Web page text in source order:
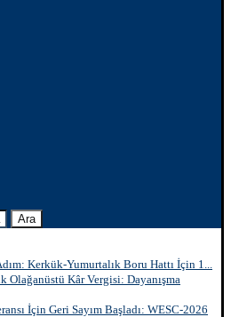
Ara
Kerkük-Yumurtalık Boru Hattı İçin 1...
Olağanüstü Kâr Vergisi: Dayanışma
İçin Geri Sayım Başladı: WESC-2026